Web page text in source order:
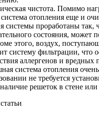
чистота. Помимо
система отопления еще и
системы проработаны так,
состояния, может
этого, воздух,
систему фильтрации, что
аллергенов и вредных
система отопления
не требуется
решеток в стене или